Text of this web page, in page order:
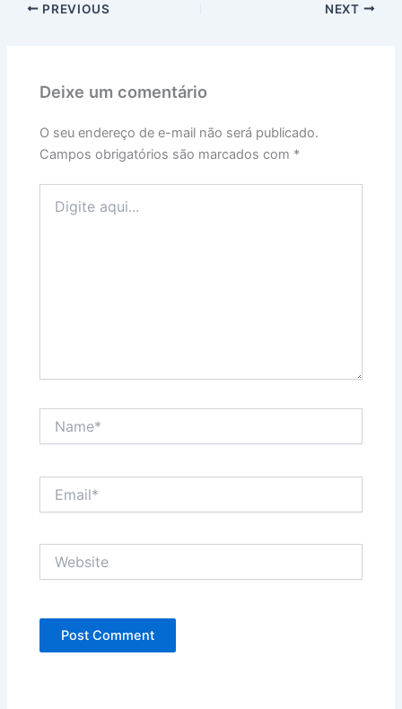
PREVIOUS NEXT
Deixe um comentário
O seu endereço de e-mail não será publicado.
Campos obrigatórios são marcados com *
aqui...